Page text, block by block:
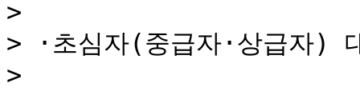
>
> ·초심자(중급자·상급자)
>